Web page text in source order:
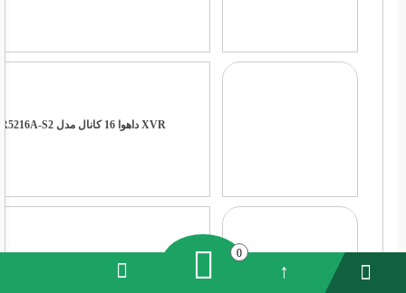
XVR داهوا 16 کانال مدل XVR5216A-S2
0